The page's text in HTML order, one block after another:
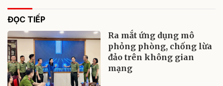
ĐỌC TIẾP
Ra mắt ứng dụng mô
phỏng phòng, chống lừa
đảo trên không gian
mạng